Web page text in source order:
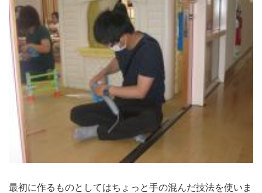
最初に作るものとしてはちょっと手の混んだ技法を使いま